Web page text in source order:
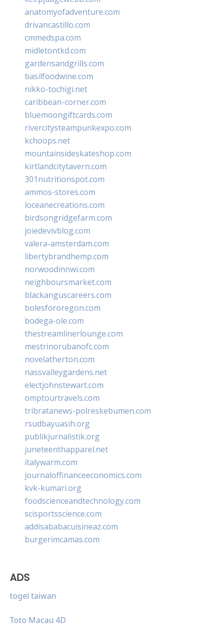
anatomyofadventure.com
drivancastillo.com
cmmedspa.com
midletontkd.com
gardensandgrills.com
basilfoodwine.com
nikko-tochigi.net
caribbean-corner.com
bluemoongiftcards.com
rivercitysteampunkexpo.com
kchoops.net
mountainsideskateshop.com
kirtlandcitytavern.com
301nutritionspot.com
ammos-stores.com
loceanecreations.com
birdsongridgefarm.com
joiedevivblog.com
valera-amsterdam.com
libertybrandhemp.com
norwoodinnwi.com
neighboursmarket.com
blackanguscareers.com
bolesfororegon.com
bodega-ole.com
thestreamlinerlounge.com
mestrinorubanofc.com
novelatherton.com
nassvalleygardens.net
electjohnstewart.com
omptourtravels.com
tribratanews-polreskebumen.com
rsudbayuasih.org
publikjurnalistik.org
juneteenthapparel.net
italywarm.com
journaloffinanceeconomics.com
kvk-kumari.org
foodscienceandtechnology.com
scisportsscience.com
addisababacuisineaz.com
burgerimcamas.com
ADS
togel taiwan
Toto Macau 4D